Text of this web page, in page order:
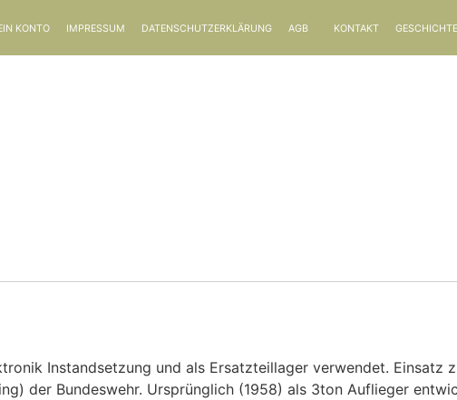
KONTO IMPRESSUM DATENSCHUTZERKLÄRUNG AGB KONTAKT GESCHICHTE
Instandsetzung und als Ersatzteillager verwendet. Einsatz
der Bundeswehr. Ursprünglich (1958) als 3ton Auflieger